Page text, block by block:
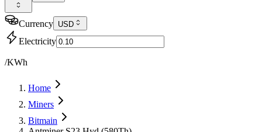
Currency USD
Electricity
/KWh
Home
Miners
Bitmain